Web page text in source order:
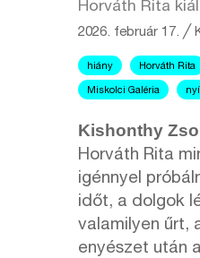
Horváth Rita
2026. február 17. ╱
hiány Horváth Rita
Miskolci Galéria
Kishonthy
Horváth Rita
igénnyel
időt, a dolgok
valamilyen űrt,
enyészet után